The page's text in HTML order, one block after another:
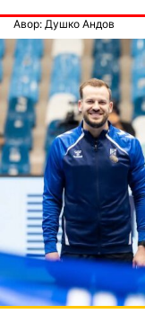
Авор: Душко Андов